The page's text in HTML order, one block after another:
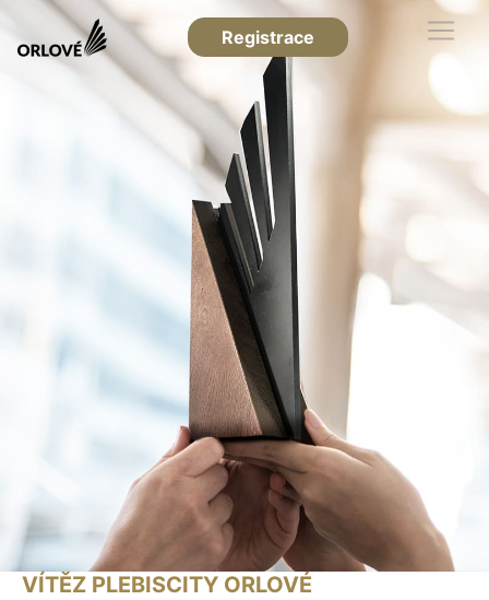
Registrace
VÍTĚZ PLEBISCITY ORLOVÉ